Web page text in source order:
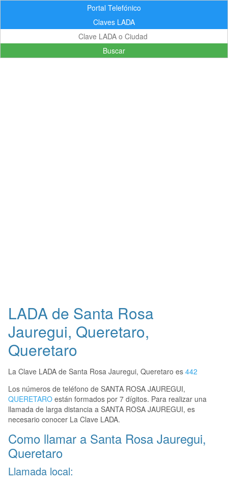
Portal Telefónico
Claves LADA
Buscar
LADA de Santa Rosa
Jauregui, Queretaro,
Queretaro
La Clave LADA de Santa Rosa Jauregui, Queretaro es 442
Los números de teléfono de SANTA ROSA JAUREGUI,
QUERETARO están formados por 7 dígitos. Para realizar una
llamada de larga distancia a SANTA ROSA JAUREGUI, es
necesario conocer La Clave LADA.
Como llamar a Santa Rosa Jauregui,
Queretaro
Llamada local: